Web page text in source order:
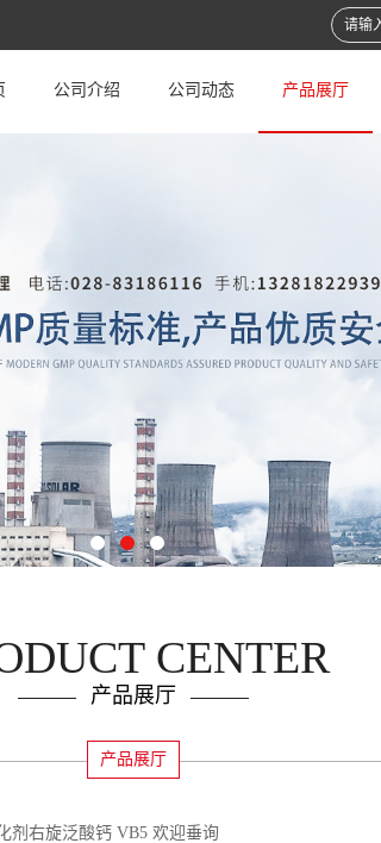
公司介绍 公司动态 产品展厅
CENTER
产品展厅
产品展厅
剂右旋泛酸钙 VB5 欢迎垂询